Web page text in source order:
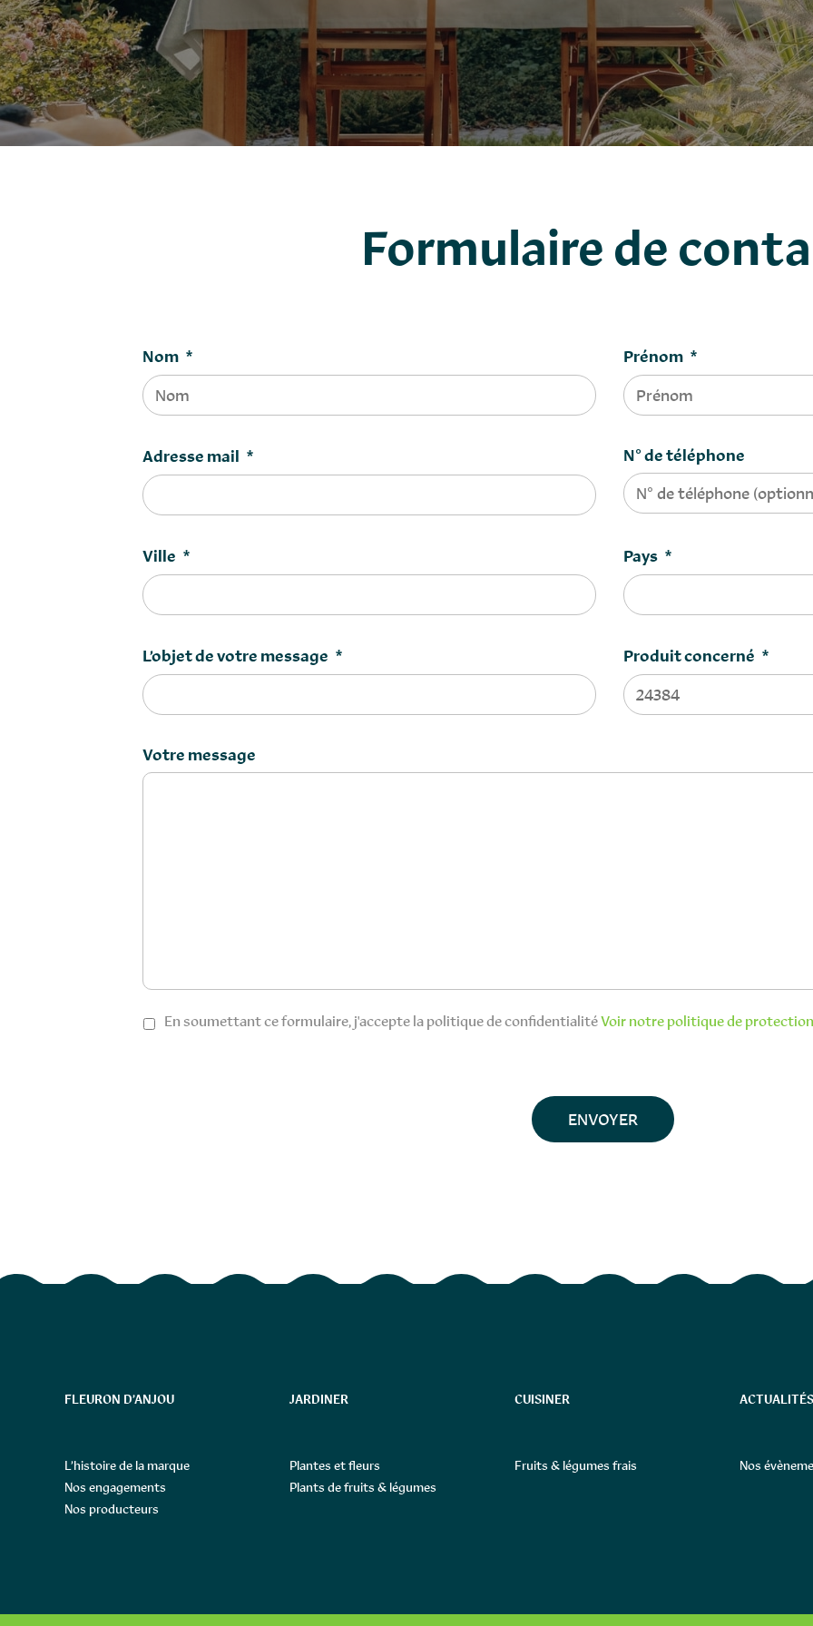
Formulaire de
Nom * Prénom *
Adresse mail * N° de téléphone
Ville * Pays *
L’objet de votre message * Produit concerné *
Votre message
Privacy *
En soumettant ce formulaire, j'accepte la politique de confidentialitéVoir notre politique de
FLEURON D’ANJOU
L’histoire de la marque
Nos engagements
Nos producteurs
JARDINER
Plantes et fleurs
Plants de fruits & légumes
CUISINER
Fruits & légumes frais Nos